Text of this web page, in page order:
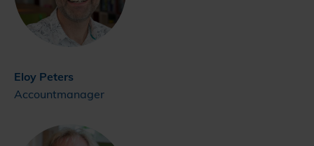
Eloy Peters
Accountmanager